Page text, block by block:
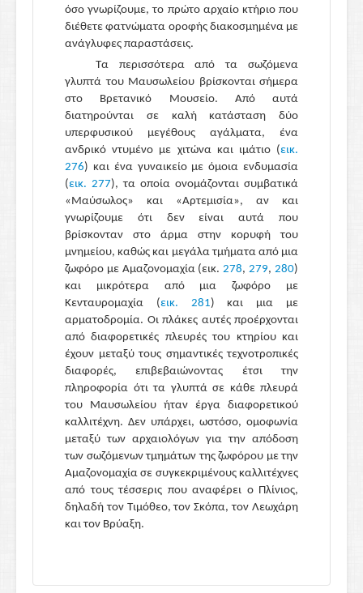
όσο γνωρίζουμε, το πρώτο αρχαίο κτήριο που
διέθετε φατνώματα οροφής διακοσμημένα με
ανάγλυφες παραστάσεις.
Τα περισσότερα από τα σωζόμενα
γλυπτά του Μαυσωλείου βρίσκονται σήμερα
στο Βρετανικό Μουσείο. Από αυτά
διατηρούνται σε καλή κατάσταση δύο
υπερφυσικού μεγέθους αγάλματα, ένα
ανδρικό ντυμένο με χιτώνα και ιμάτιο (εικ.
276) και ένα γυναικείο με όμοια ενδυμασία
(εικ. 277), τα οποία ονομάζονται συμβατικά
«Μαύσωλος» και «Αρτεμισία», αν και
γνωρίζουμε ότι δεν είναι αυτά που
βρίσκονταν στο άρμα στην κορυφή του
μνημείου, καθώς και μεγάλα τμήματα από μια
ζωφόρο με Αμαζονομαχία (εικ.278,279,280)
και μικρότερα από μια ζωφόρο με
Κενταυρομαχία (εικ. 281) και μια με
αρματοδρομία. Οι πλάκες αυτές προέρχονται
από διαφορετικές πλευρές του κτηρίου και
έχουν μεταξύ τους σημαντικές τεχνοτροπικές
διαφορές, επιβεβαιώνοντας έτσι την
πληροφορία ότι τα γλυπτά σε κάθε πλευρά
του Μαυσωλείου ήταν έργα διαφορετικού
καλλιτέχνη. Δεν υπάρχει, ωστόσο, ομοφωνία
μεταξύ των αρχαιολόγων για την απόδοση
των σωζόμενων τμημάτων της ζωφόρου με την
Αμαζονομαχία σε συγκεκριμένους καλλιτέχνες
από τους τέσσερις που αναφέρει ο Πλίνιος,
δηλαδή τον Τιμόθεο, τον Σκόπα, τον Λεωχάρη
και τον Βρύαξη.